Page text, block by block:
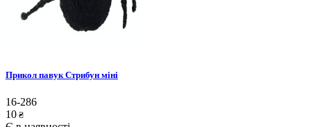
Прикол павук Стрибун міні
16-286
10 ₴